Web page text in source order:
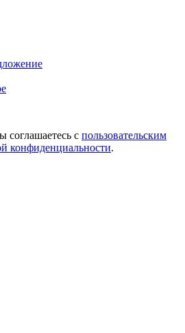
соглашаетесь с пользовательским
конфиденциальности.